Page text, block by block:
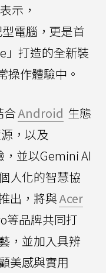
示，
電腦，更是首
」打造的全新裝
操作體驗中。
合Android 生態
，以及
並以Gemini AI
人化的智慧協
出，將與Acer
等品牌共同打
，並加入具辨
美感與實用